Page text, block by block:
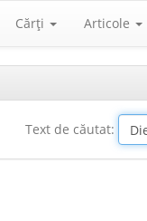
Cărţi Articole
Text de căutat: